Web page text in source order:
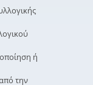
ή
την